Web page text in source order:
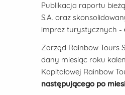
Publikacja raportu
S.A. oraz
imprez turystycznych -
Zarząd Rainbow Tours
dany miesiąc roku
Kapitałowej Rainbow
następującego po